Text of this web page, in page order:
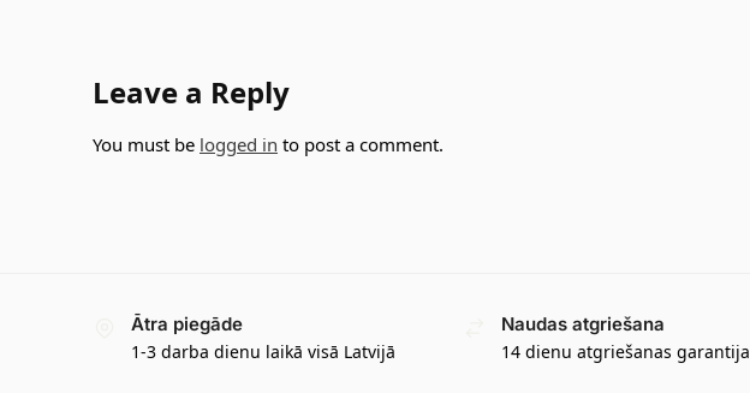
Leave a Reply
You must be logged in to post a comment.
Ātra piegāde
1-3 darba dienu laikā visā Latvijā
Naudas atgriešana
14 dienu atgriešanas garantija